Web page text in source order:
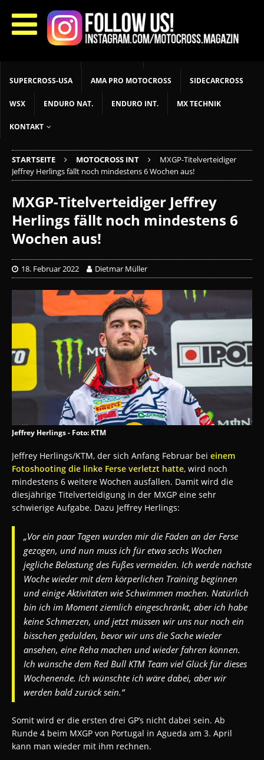
START LIVETIMING MX NEWS MX YOUTH
MX WOMEN MXGP ADAC MX MASTERS MOTOCROSS INT
SUPERCROSS-USA AMA PRO MOTOCROSS SIDECARCROSS
WSX ENDURO NAT. ENDURO INT. MX TECHNIK
KONTAKT
STARTSEITE MOTOCROSS INT
MXGP-Titelverteidiger
Jeffrey Herlings fällt noch mindestens 6 Wochen aus!
MXGP-Titelverteidiger Jeffrey
Herlings fällt noch mindestens 6
Wochen aus!
18. Februar 2022 Dietmar Müller
Jeffrey Herlings - Foto: KTM
Jeffrey Herlings/KTM, der sich Anfang Februar bei einem
Fotoshooting die linke Ferse verletzt hatte, wird noch
mindestens 6 weitere Wochen ausfallen. Damit wird die
diesjährige Titelverteidigung in der MXGP eine sehr
schwierige Aufgabe. Dazu Jeffrey Herlings:
„Vor ein paar Tagen wurden mir die Fäden an der Ferse
gezogen, und nun muss ich für etwa sechs Wochen
jegliche Belastung des Fußes vermeiden. Ich werde nächste
Woche wieder mit dem körperlichen Training beginnen
und einige Aktivitäten wie Schwimmen machen. Natürlich
bin ich im Moment ziemlich eingeschränkt, aber ich habe
keine Schmerzen, und jetzt müssen wir uns nur noch ein
bisschen gedulden, bevor wir uns die Sache wieder
ansehen, eine Reha machen und wieder fahren können.
Ich wünsche dem Red Bull KTM Team viel Glück für dieses
Wochenende. Ich wünschte ich wäre dabei, aber wir
werden bald zurück sein.“
Somit wird er die ersten drei GP’s nicht dabei sein. Ab
Runde 4 beim MXGP von Portugal in Agueda am 3. April
kann man wieder mit ihm rechnen.